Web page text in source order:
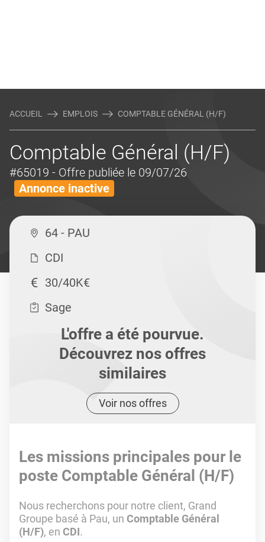
ACCUEIL EMPLOIS COMPTABLE GÉNÉRAL (H/F)
Comptable Général (H/F)
#65019 - Offre publiée le 09/07/26
Annonce inactive
64 - PAU
CDI
30/40K€
Sage
L'offre a été pourvue.
Découvrez nos offres
similaires
Voir nos offres
Les missions principales pour le
poste Comptable Général (H/F)
Nous recherchons pour notre client, Grand
Groupe basé à Pau, un Comptable Général
(H/F), en CDI.